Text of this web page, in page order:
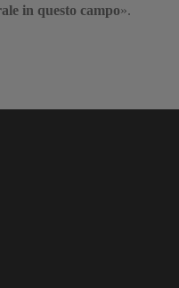
in questo campo».